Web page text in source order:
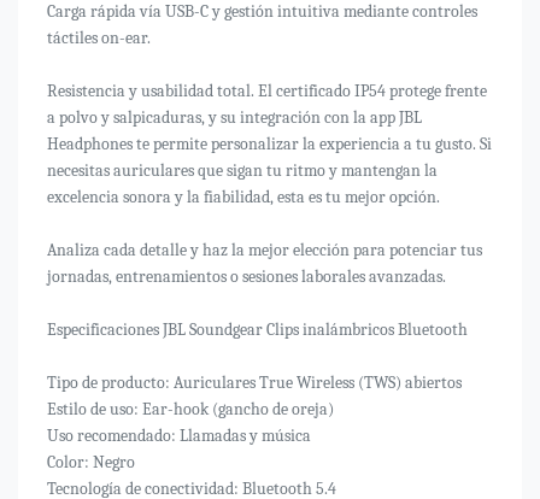
Carga rápida vía USB-C y gestión intuitiva mediante controles
táctiles on-ear.
Resistencia y usabilidad total. El certificado IP54 protege frente
a polvo y salpicaduras, y su integración con la app JBL
Headphones te permite personalizar la experiencia a tu gusto. Si
necesitas auriculares que sigan tu ritmo y mantengan la
excelencia sonora y la fiabilidad, esta es tu mejor opción.
Analiza cada detalle y haz la mejor elección para potenciar tus
jornadas, entrenamientos o sesiones laborales avanzadas.
Especificaciones JBL Soundgear Clips inalámbricos Bluetooth
Tipo de producto: Auriculares True Wireless (TWS) abiertos
Estilo de uso: Ear-hook (gancho de oreja)
Uso recomendado: Llamadas y música
Color: Negro
Tecnología de conectividad: Bluetooth 5.4